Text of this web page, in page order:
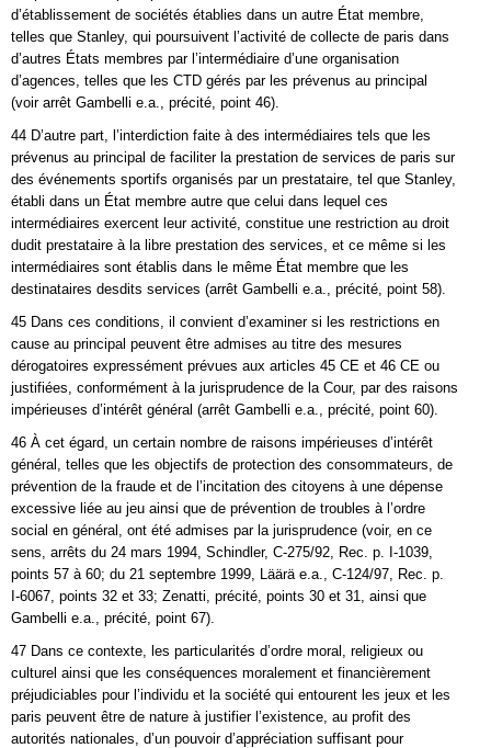
d’établissement de sociétés établies dans un autre État membre,
telles que Stanley, qui poursuivent l’activité de collecte de paris dans
d’autres États membres par l’intermédiaire d’une organisation
d’agences, telles que les CTD gérés par les prévenus au principal
(voir arrêt Gambelli e.a., précité, point 46).
44 D’autre part, l’interdiction faite à des intermédiaires tels que les
prévenus au principal de faciliter la prestation de services de paris sur
des événements sportifs organisés par un prestataire, tel que Stanley,
établi dans un État membre autre que celui dans lequel ces
intermédiaires exercent leur activité, constitue une restriction au droit
dudit prestataire à la libre prestation des services, et ce même si les
intermédiaires sont établis dans le même État membre que les
destinataires desdits services (arrêt Gambelli e.a., précité, point 58).
45 Dans ces conditions, il convient d’examiner si les restrictions en
cause au principal peuvent être admises au titre des mesures
dérogatoires expressément prévues aux articles 45 CE et 46 CE ou
justifiées, conformément à la jurisprudence de la Cour, par des raisons
impérieuses d’intérêt général (arrêt Gambelli e.a., précité, point 60).
46 À cet égard, un certain nombre de raisons impérieuses d’intérêt
général, telles que les objectifs de protection des consommateurs, de
prévention de la fraude et de l’incitation des citoyens à une dépense
excessive liée au jeu ainsi que de prévention de troubles à l’ordre
social en général, ont été admises par la jurisprudence (voir, en ce
sens, arrêts du 24 mars 1994, Schindler, C‑275/92, Rec. p. I‑1039,
points 57 à 60; du 21 septembre 1999, Läärä e.a., C‑124/97, Rec. p.
I‑6067, points 32 et 33; Zenatti, précité, points 30 et 31, ainsi que
Gambelli e.a., précité, point 67).
47 Dans ce contexte, les particularités d’ordre moral, religieux ou
culturel ainsi que les conséquences moralement et financièrement
préjudiciables pour l’individu et la société qui entourent les jeux et les
paris peuvent être de nature à justifier l’existence, au profit des
autorités nationales, d’un pouvoir d’appréciation suffisant pour